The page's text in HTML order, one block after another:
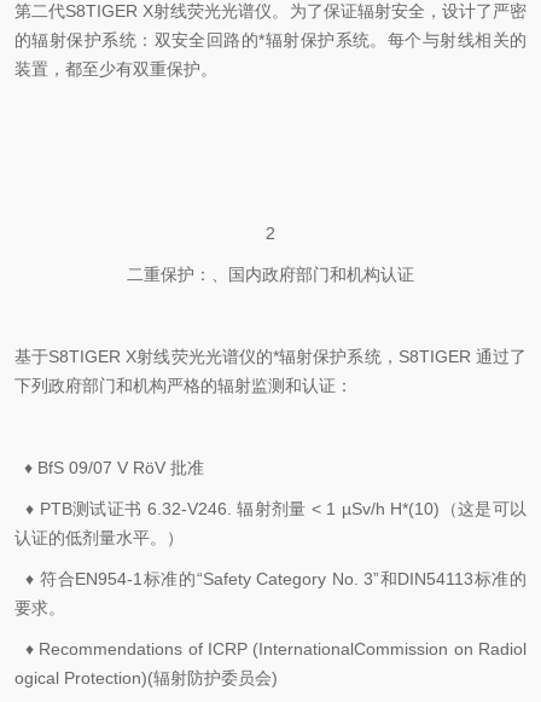
第二代S8TIGER X射线荧光光谱仪。为了保证辐射安全，设计了严密
的辐射保护系统：双安全回路的*辐射保护系统。每个与射线相关的
装置，都至少有双重保护。
2
二重保护：、国内政府部门和机构认证
基于S8TIGER X射线荧光光谱仪的*辐射保护系统，S8TIGER 通过了
下列政府部门和机构严格的辐射监测和认证：
♦ BfS 09/07 V RöV 批准
♦ PTB测试证书 6.32-V246. 辐射剂量 < 1 µSv/h H*(10)（这是可以
认证的低剂量水平。）
♦ 符合EN954-1标准的“Safety Category No. 3”和DIN54113标准的
要求。
♦ Recommendations of ICRP (InternationalCommission on Radiol
ogical Protection)(辐射防护委员会)